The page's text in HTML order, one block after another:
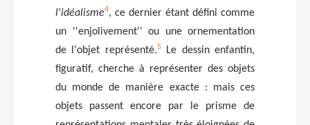
l'idéalisme4, ce dernier étant défini comme
un ''enjolivement'' ou une ornementation
de l'objet représenté.5Le dessin enfantin,
figuratif, cherche à représenter des objets
du monde de manière exacte : mais ces
objets passent encore par le prisme de